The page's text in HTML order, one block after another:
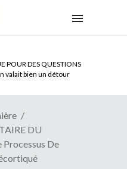
POUR DES QUESTIONS
valait bien un détour
DU SENAT BENINOIS :
sans partir !
DU
De